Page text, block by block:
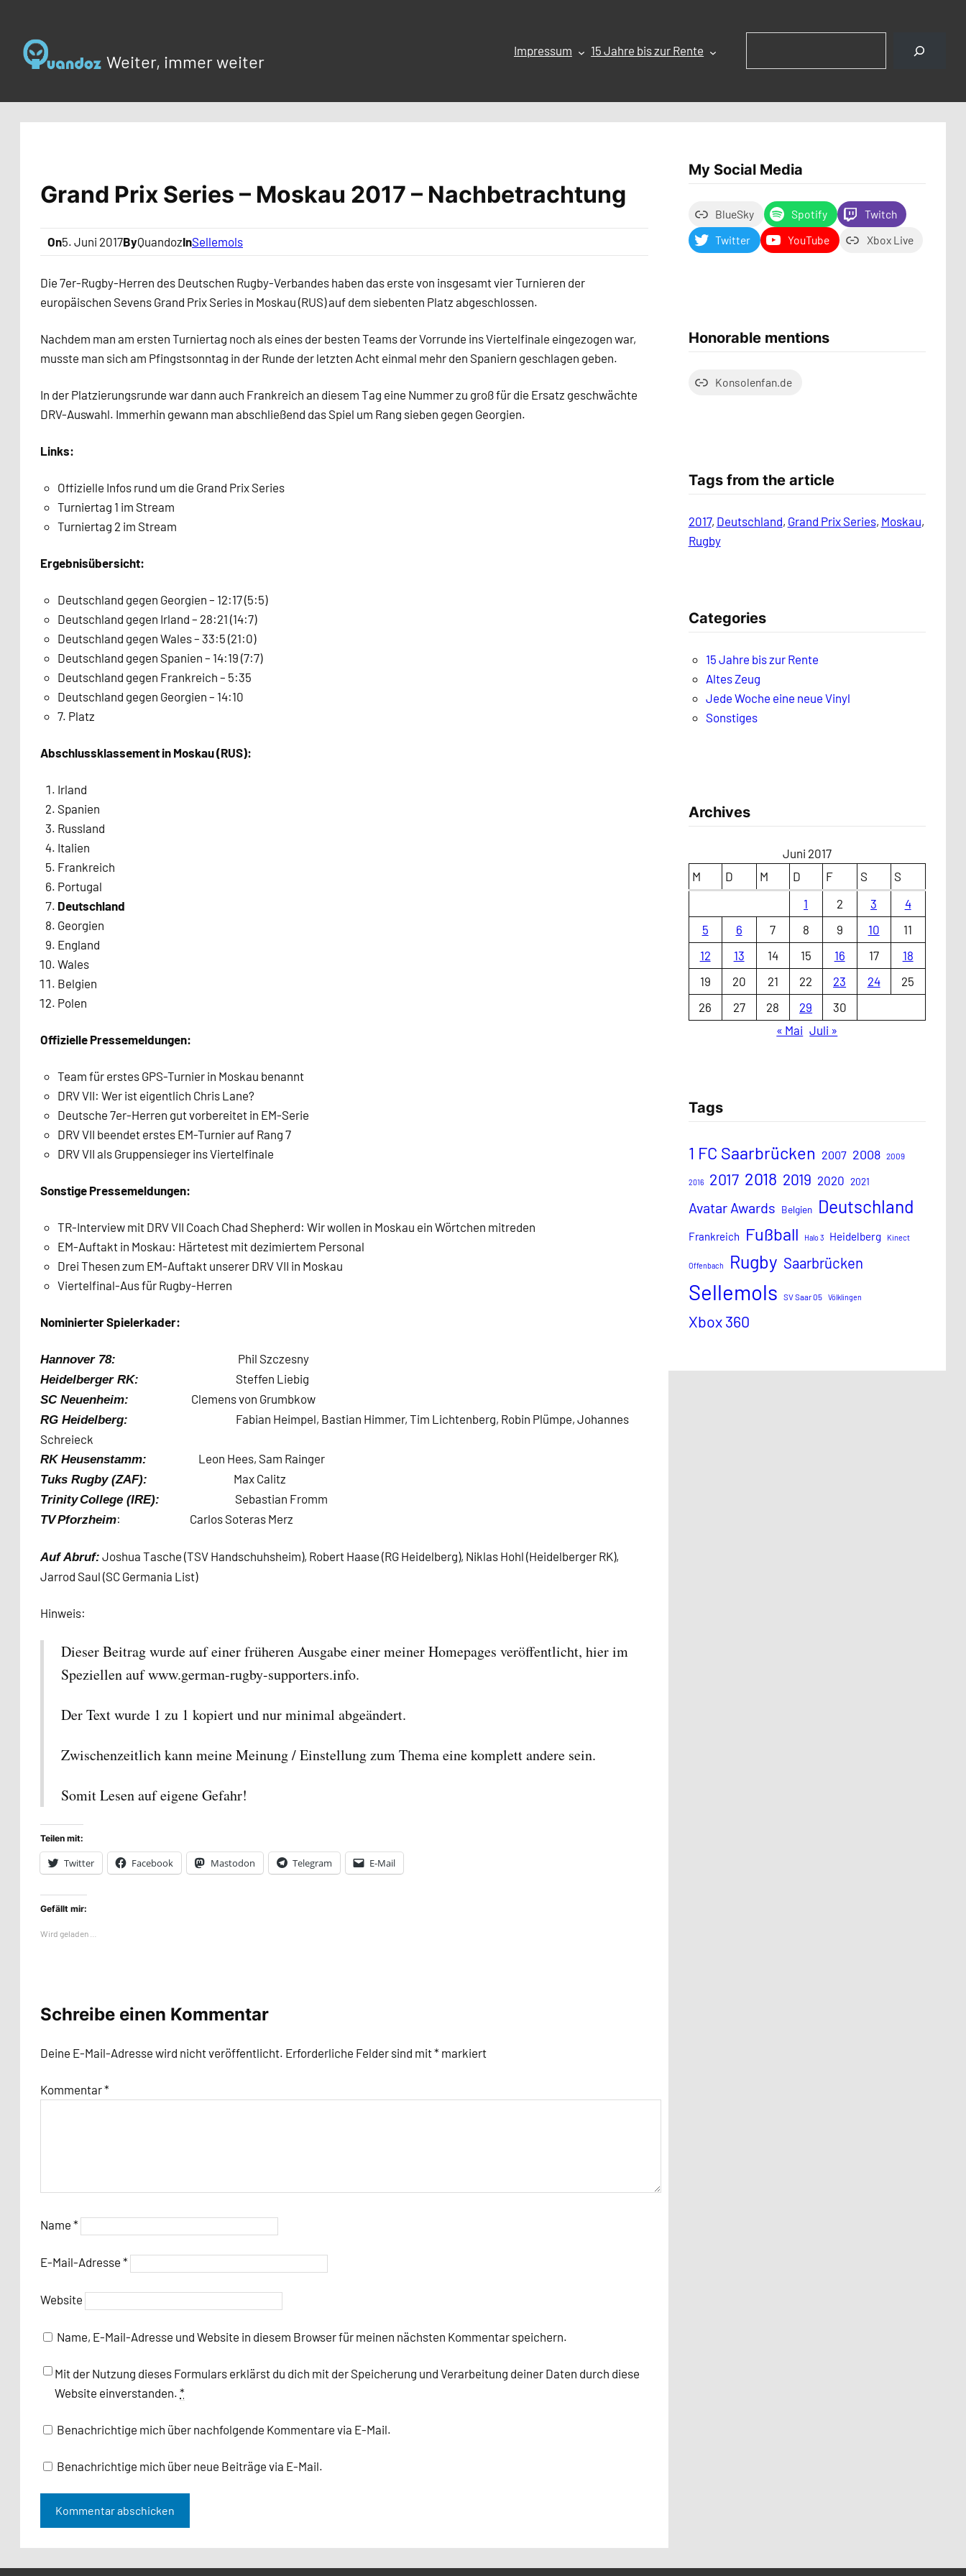
springen
Weiter, immer weiter
Impressum 15 Jahre bis zur Rente
Grand Prix Series – Moskau 2017 – Nachbetrachtung
On5. Juni 2017ByQuandozInSellemols
Die 7er-Rugby-Herren des Deutschen Rugby-Verbandes haben das erste von insgesamt vier Turnieren der
europäischen Sevens Grand Prix Series in Moskau (RUS) auf dem siebenten Platz abgeschlossen.
Nachdem man am ersten Turniertag noch als eines der besten Teams der Vorrunde ins Viertelfinale eingezogen war,
musste man sich am Pfingstsonntag in der Runde der letzten Acht einmal mehr den Spaniern geschlagen geben.
In der Platzierungsrunde war dann auch Frankreich an diesem Tag eine Nummer zu groß für die Ersatz geschwächte
DRV-Auswahl. Immerhin gewann man abschließend das Spiel um Rang sieben gegen Georgien.
Links:
Offizielle Infos rund um die Grand Prix Series
Turniertag 1 im Stream
Turniertag 2 im Stream
Ergebnisübersicht:
Deutschland gegen Georgien – 12:17 (5:5)
Deutschland gegen Irland – 28:21 (14:7)
Deutschland gegen Wales – 33:5 (21:0)
Deutschland gegen Spanien – 14:19 (7:7)
Deutschland gegen Frankreich – 5:35
Deutschland gegen Georgien – 14:10
7. Platz
Abschlussklassement in Moskau (RUS):
Irland
Spanien
Russland
Italien
Frankreich
Portugal
Deutschland
Georgien
England
Wales
Belgien
Polen
Offizielle Pressemeldungen:
Team für erstes GPS-Turnier in Moskau benannt
DRV VII: Wer ist eigentlich Chris Lane?
Deutsche 7er-Herren gut vorbereitet in EM-Serie
DRV VII beendet erstes EM-Turnier auf Rang 7
DRV VII als Gruppensieger ins Viertelfinale
Sonstige Pressemeldungen:
TR-Interview mit DRV VII Coach Chad Shepherd: Wir wollen in Moskau ein Wörtchen mitreden
EM-Auftakt in Moskau: Härtetest mit dezimiertem Personal
Drei Thesen zum EM-Auftakt unserer DRV VII in Moskau
Viertelfinal-Aus für Rugby-Herren
Nominierter Spielerkader:
Hannover 78: Phil Szczesny
Heidelberger RK: Steffen Liebig
SC Neuenheim: Clemens von Grumbkow
RG Heidelberg: Fabian Heimpel, Bastian Himmer, Tim Lichtenberg, Robin Plümpe, Johannes
Schreieck
RK Heusenstamm: Leon Hees, Sam Rainger
Tuks Rugby (ZAF): Max Calitz
TrinityCollege (IRE): Sebastian Fromm
TVPforzheim: Carlos Soteras Merz
Auf Abruf: Joshua Tasche (TSV Handschuhsheim), Robert Haase (RG Heidelberg), Niklas Hohl (Heidelberger RK),
Jarrod Saul (SC Germania List)
Hinweis:
Dieser Beitrag wurde auf einer früheren Ausgabe einer meiner Homepages veröffentlicht, hier im
Speziellen auf www.german-rugby-supporters.info.
Der Text wurde 1 zu 1 kopiert und nur minimal abgeändert.
Zwischenzeitlich kann meine Meinung / Einstellung zum Thema eine komplett andere sein.
Somit Lesen auf eigene Gefahr!
Teilen mit:
Twitter Facebook Mastodon Telegram E-Mail
Gefällt mir:
Wird geladen …
Schreibe einen Kommentar
Deine E-Mail-Adresse wird nicht veröffentlicht. Erforderliche Felder sind mit* markiert
Kommentar*
Name *
E-Mail-Adresse *
Website
Name, E-Mail-Adresse und Website in diesem Browser für meinen nächsten Kommentar speichern.
Mit der Nutzung dieses Formulars erklärst du dich mit der Speicherung und Verarbeitung deiner Daten durch diese
Website einverstanden. *
Benachrichtige mich über nachfolgende Kommentare via E-Mail.
Benachrichtige mich über neue Beiträge via E-Mail.
My Social Media
BlueSky Spotify
Twitch
Twitter
YouTube Xbox Live
Honorable mentions
Konsolenfan.de
Tags from the article
2017, Deutschland, Grand Prix Series, Moskau
Rugby
Categories
15 Jahre bis zur Rente
Altes Zeug
Jede Woche eine neue Vinyl
Sonstiges
Archives
Juni 2017
M
D M D F S
S
1
2 3
4
5
6 7 8 9 10
11
12
13 14 15 16 17
18
19
20 21 22 23 24
25
26
27 28 29
30
« Mai Juli »
Tags
1 FC Saarbrücken 2007 2008 2009
2016 2017 2018 2019 2020 2021
Avatar Awards Belgien Deutschland
Frankreich Fußball Halo 3 Heidelberg Kinect
Offenbach Rugby Saarbrücken
Sellemols SV Saar 05 Völklingen
Xbox 360